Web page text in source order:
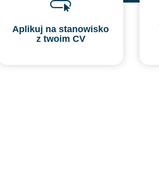
Aplikuj na stanowisko
z twoim CV